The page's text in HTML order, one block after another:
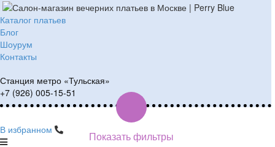
Каталог платьев
Блог
Шоурум
Контакты
Станция метро «Тульская»
+7 (926) 005-15-51
В избранном
Показать фильтры